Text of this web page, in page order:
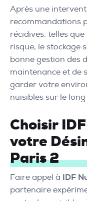
Après une
recommandations
récidives, telles
risque, le stockage
bonne gestion des
maintenance et de
garder votre
nuisibles sur le
Choisir
votre
Paris 2
Faire appel à IDF
partenaire